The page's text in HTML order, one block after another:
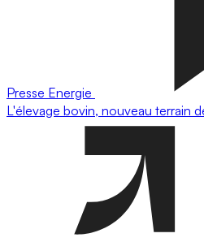
Presse Energie
L'élevage bovin, nouveau terrain